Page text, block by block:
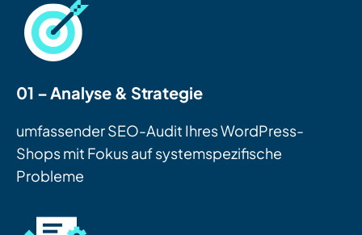
01 – Analyse & Strategie
umfassender SEO-Audit Ihres WordPress-
Shops mit Fokus auf systemspezifische
Probleme